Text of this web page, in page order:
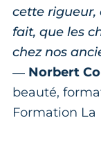
cette rigueur,
fait, que les
chez nos
— Norbert
beauté,
Formation La